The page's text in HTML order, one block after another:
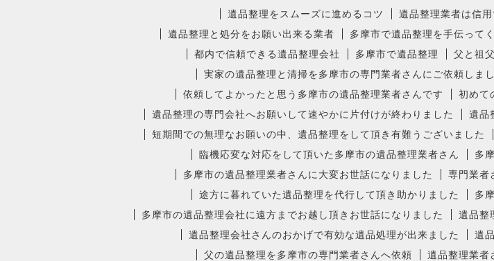
遺品整理をスムーズに進めるコツ
遺品整理業者は信
遺品整理と処分をお願い出来る業者
多摩市で遺品整理を手伝って
都内で信頼できる遺品整理会社
多摩市で遺品整理 父と祖
実家の遺品整理と清掃を多摩市の専門業者さんにご依頼しま
依頼してよかったと思う多摩市の遺品整理業者さんです
初めて
遺品整理の専門会社へお願いして速やかに片付けが終わりました
遺品
短期間での無理なお願いの中、遺品整理をして頂き有難うございました
臨機応変な対応をして頂いた多摩市の遺品整理業者さん
多
多摩市の遺品整理業者さんに大変お世話になりました
専門業者
途方に暮れていた遺品整理を代行して頂き助かりました
多
多摩市の遺品整理会社に遠方までお越し頂きお世話になりました
遺品整
遺品整理会社さんのおかげで有効な遺品処理が出来ました
遺
父の遺品整理を多摩市の専門業者さんへ依頼
遺品整理業者